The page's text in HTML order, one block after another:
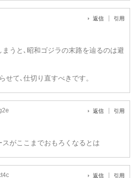
返信 引用
うと､昭和ゴジラの末路を辿るのは避
せて､仕切り直すべきです。
返信 引用
がここまでおもろくなるとは
返信 引用